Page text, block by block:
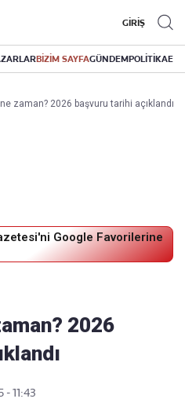
GİRİŞ
BİZİM SAYFAGÜNDEMPOLİTİKA
ne zaman? 2026 başvuru tarihi açıklandı
Google Favorilerine
2026
- 11:43